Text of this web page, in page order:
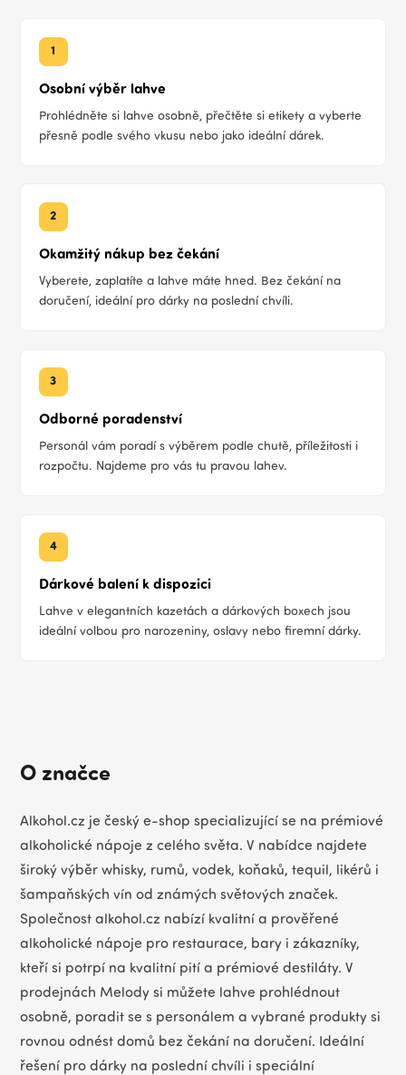
1
Osobní výběr lahve
Prohlédněte si lahve osobně, přečtěte si etikety a vyberte
přesně podle svého vkusu nebo jako ideální dárek.
2
Okamžitý nákup bez čekání
Vyberete, zaplatíte a lahve máte hned. Bez čekání na
doručení, ideální pro dárky na poslední chvíli.
3
Odborné poradenství
Personál vám poradí s výběrem podle chutě, příležitosti i
rozpočtu. Najdeme pro vás tu pravou lahev.
4
Dárkové balení k dispozici
Lahve v elegantních kazetách a dárkových boxech jsou
ideální volbou pro narozeniny, oslavy nebo firemní dárky.
O značce
Alkohol.cz je český e-shop specializující se na prémiové
alkoholické nápoje z celého světa. V nabídce najdete
široký výběr whisky, rumů, vodek, koňaků, tequil, likérů i
šampaňských vín od známých světových značek.
Společnost alkohol.cz nabízí kvalitní a prověřené
alkoholické nápoje pro restaurace, bary i zákazníky,
kteří si potrpí na kvalitní pití a prémiové destiláty. V
prodejnách Melody si můžete lahve prohlédnout
osobně, poradit se s personálem a vybrané produkty si
rovnou odnést domů bez čekání na doručení. Ideální
řešení pro dárky na poslední chvíli i speciální